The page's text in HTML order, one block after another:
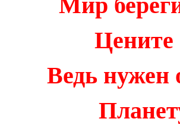
Ведь нужен